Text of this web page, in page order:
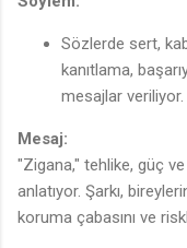
Sözlerde sert,
kanıtlama,
mesajlar veriliyor.
Mesaj:
"Zigana," tehlike, güç
anlatıyor. Şarkı,
koruma çabasını ve